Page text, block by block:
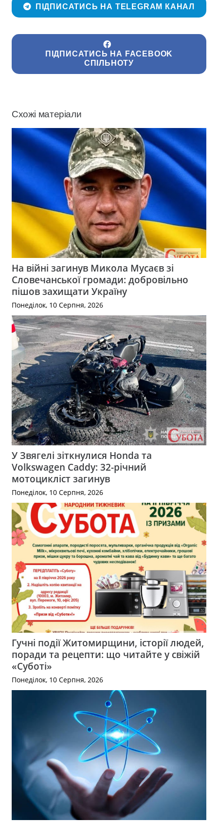
ПІДПИСАТИСЬ НА TELEGRAM КАНАЛ
ПІДПИСАТИСЬ НА FACEBOOK
СПІЛЬНОТУ
Схожі матеріали
На війні загинув Микола Мусаєв зі
Словечанської громади: добровільно
пішов захищати Україну
Понеділок, 10 Серпня, 2026
У Звягелі зіткнулися Honda та
Volkswagen Caddy: 32-річний
мотоцикліст загинув
Понеділок, 10 Серпня, 2026
Гучні події Житомирщини, історії людей,
поради та рецепти: що читайте у свіжій
«Суботі»
Понеділок, 10 Серпня, 2026